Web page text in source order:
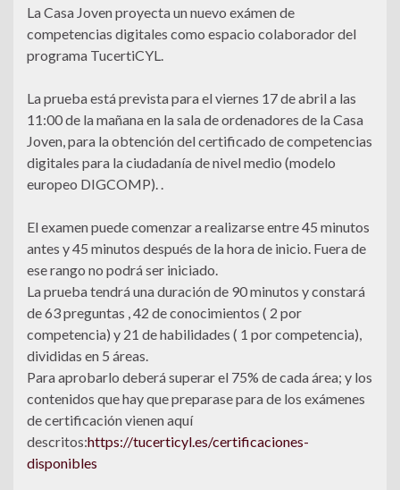
La Casa Joven proyecta un nuevo exámen de
competencias digitales como espacio colaborador del
programa TucertiCYL.
La prueba está prevista para el viernes 17 de abril a las
11:00 de la mañana en la sala de ordenadores de la Casa
Joven, para la obtención del certificado de competencias
digitales para la ciudadanía de nivel medio (modelo
europeo DIGCOMP). .
El examen puede comenzar a realizarse entre 45 minutos
antes y 45 minutos después de la hora de inicio. Fuera de
ese rango no podrá ser iniciado.
La prueba tendrá una duración de 90 minutos y constará
de 63 preguntas , 42 de conocimientos ( 2 por
competencia) y 21 de habilidades ( 1 por competencia),
divididas en 5 áreas.
Para aprobarlo deberá superar el 75% de cada área; y los
contenidos que hay que preparase para de los exámenes
de certificación vienen aquí
descritos:https://tucerticyl.es/certificaciones-
disponibles